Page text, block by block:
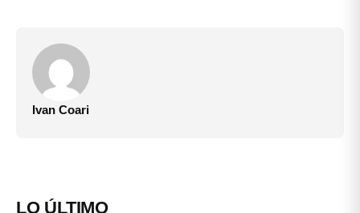
Ivan Coari
LO ÚLTIMO